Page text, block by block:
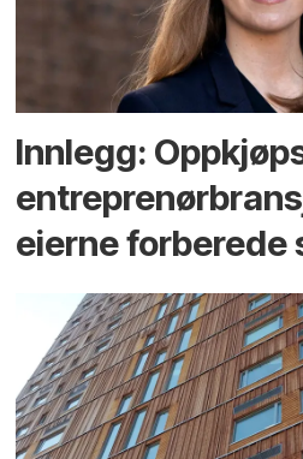
Innlegg:
eierne forberede